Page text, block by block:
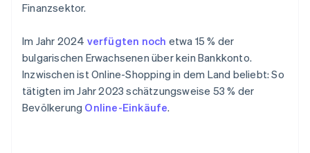
Finanzsektor.
Im Jahr 2024 verfügten noch etwa 15 % der
bulgarischen Erwachsenen über kein Bankkonto.
Inzwischen ist Online-Shopping in dem Land beliebt: So
tätigten im Jahr 2023 schätzungsweise 53 % der
Bevölkerung Online-Einkäufe.